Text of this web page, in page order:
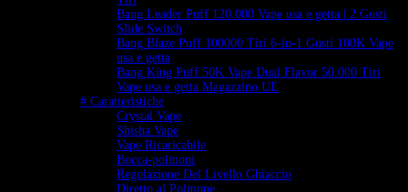
Bang Leader Puff 120.000 Vape usa e getta | 2 Gusti
Slide Switch
Bang Blaze Puff 100000 Tiri 6-in-1 Gusti 100K Vape
usa e getta
Bang King Puff 50K Vape Dual Flavor 50.000 Tiri
Vape usa e getta Magazzino UE
# Caratteristiche
Crystal Vape
Shisha Vape
Vape Ricaricabile
Bocca-polmoni
Regolazione Del Livello Ghiaccio
Diretto al Polmone